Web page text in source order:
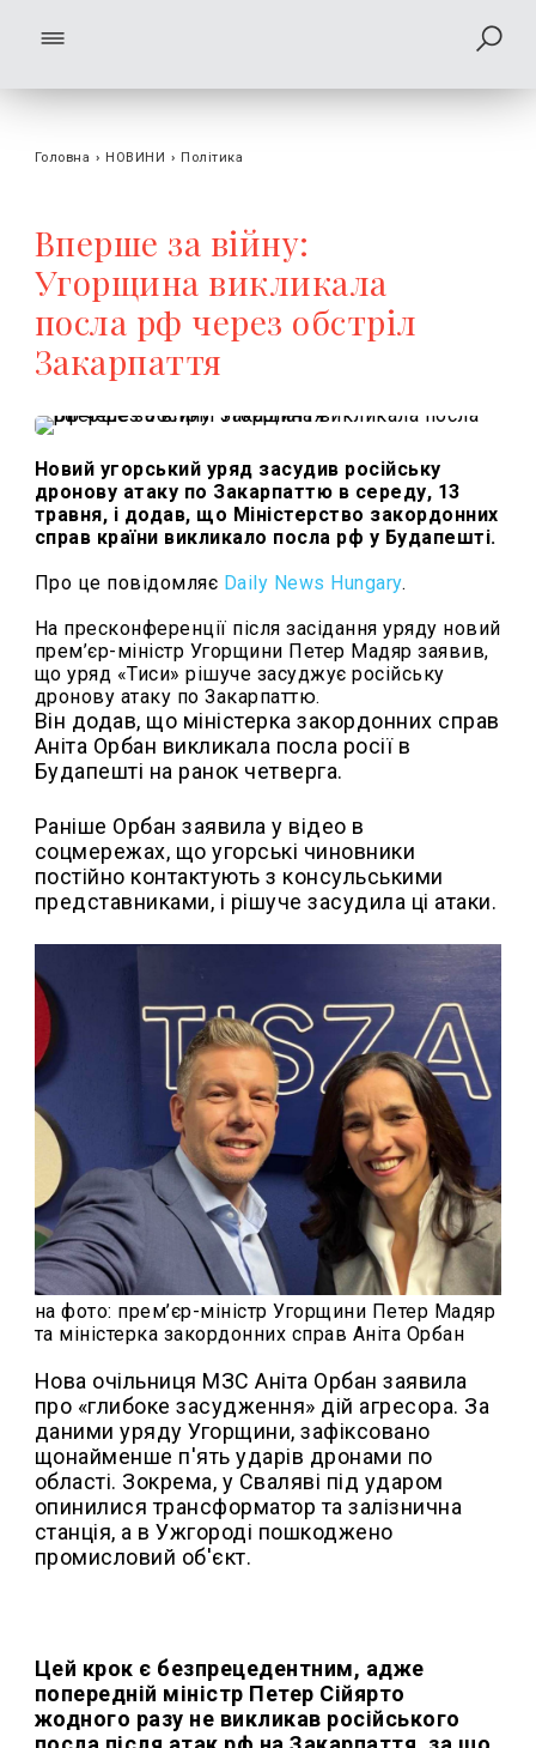
Головна › НОВИНИ › Політика
Вперше за війну:
Угорщина викликала
посла рф через обстріл
Закарпаття
Новий угорський уряд засудив російську
дронову атаку по Закарпаттю в середу, 13
травня, і додав, що Міністерство закордонних
справ країни викликало посла рф у Будапешті.
Про це повідомляє Daily News Hungary.
На пресконференції після засідання уряду новий
прем’єр-міністр Угорщини Петер Мадяр заявив,
що уряд «Тиси» рішуче засуджує російську
дронову атаку по Закарпаттю.
Він додав, що міністерка закордонних справ
Аніта Орбан викликала посла росії в
Будапешті на ранок четверга.
Раніше Орбан заявила у відео в
соцмережах, що угорські чиновники
постійно контактують з консульськими
представниками, і рішуче засудила ці атаки.
на фото: прем’єр-міністр Угорщини Петер Мадяр
та міністерка закордонних справ Аніта Орбан
Нова очільниця МЗС Аніта Орбан заявила
про «глибоке засудження» дій агресора. За
даними уряду Угорщини, зафіксовано
щонайменше п'ять ударів дронами по
області. Зокрема, у Сваляві під ударом
опинилися трансформатор та залізнична
станція, а в Ужгороді пошкоджено
промисловий об'єкт.
Цей крок є безпрецедентним, адже
попередній міністр Петер Сійярто
жодного разу не викликав російського